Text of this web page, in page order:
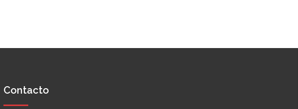
Contacto